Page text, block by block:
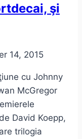
şi
14, 2015
cu Johnny
McGregor
David Koepp,
trilogia